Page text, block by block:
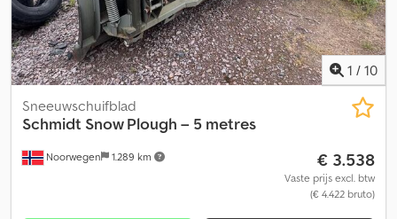
staat. - Alle specificaties onder voorbehoud.
1 / 10
Noorwegen 1.289 km
Sneeuwschuifblad
Schmidt Snow Plough – 5 metres
€ 3.538
Vaste prijs excl. btw
(€ 4.422 bruto)